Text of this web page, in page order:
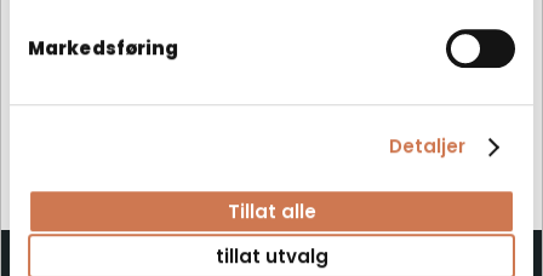
Markedsføring
Detaljer
Tillat alle
tillat utvalg
SPEILSKAP KLARA 500 UTEN STIKKONTAKT